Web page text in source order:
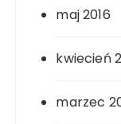
maj 2016
kwiecień
marzec